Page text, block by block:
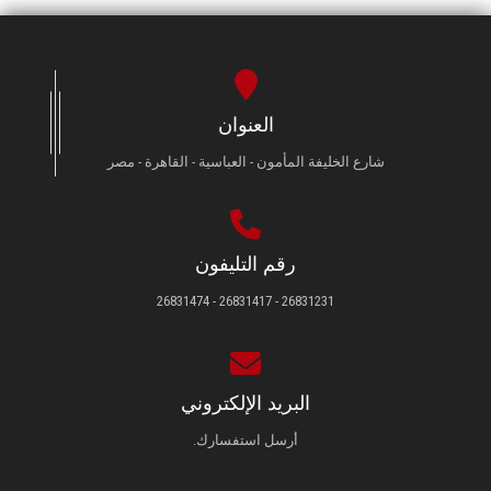
العنوان
شارع الخليفة المأمون - العباسية - القاهرة - مصر
رقم التليفون
26831231 - 26831417 - 26831474
البريد الإلكتروني
أرسل استفسارك.